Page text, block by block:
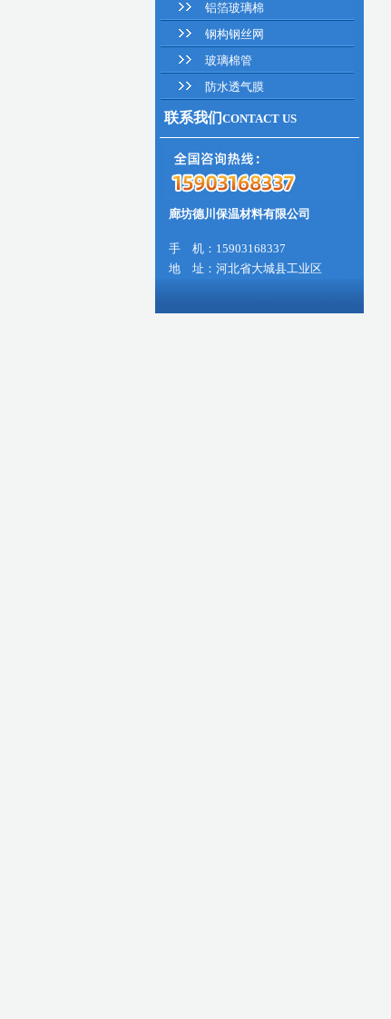
铝箔玻璃棉
钢构钢丝网
玻璃棉管
防水透气膜
联系我们CONTACT US
廊坊德川保温材料有限公司
手 机：15903168337
地 址：河北省大城县工业区